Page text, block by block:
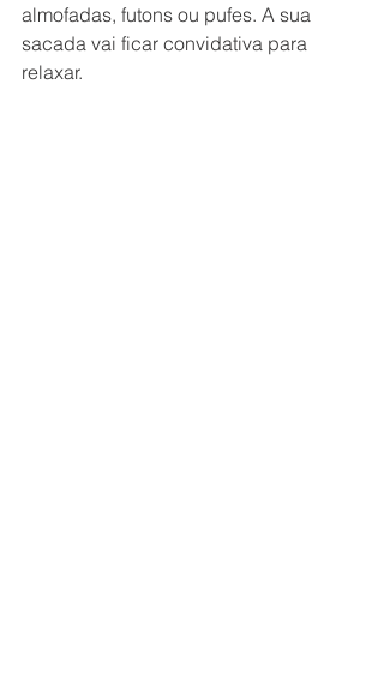
almofadas, futons ou pufes. A sua
sacada vai ficar convidativa para
relaxar.